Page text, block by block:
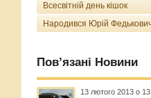
Всесвітній день кішок
Народився Юрій
Пов’язані Новини
13 лютого 2013 о